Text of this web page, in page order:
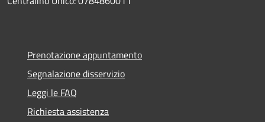
Prenotazione appuntamento
Segnalazione disservizio
Leggi le FAQ
Richiesta assistenza